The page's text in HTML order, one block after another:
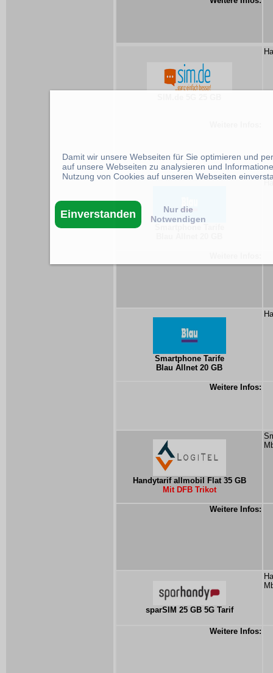
Smartphone Tarife
Blau Allnet 20 GB
Weitere Infos:
Handytarif allmobil Flat 35 GB
Mit DFB Trikot
Weitere Infos:
sparSIM 25 GB 5G Tarif
Weitere Infos:
Damit wir unsere Webseiten für Sie optimieren und
auf unsere Webseiten zu analysieren und
Nutzung von Cookies auf unseren Webseiten
Einverstanden
Nur die
Notwendigen